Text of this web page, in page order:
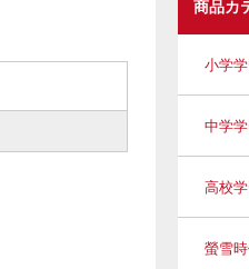
商品カ
小学
中学
高校
螢雪